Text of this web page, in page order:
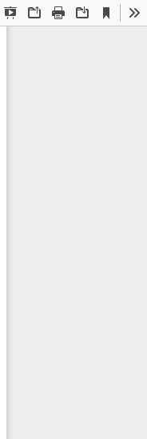
Presentation
OpenPrint Download
Current
View